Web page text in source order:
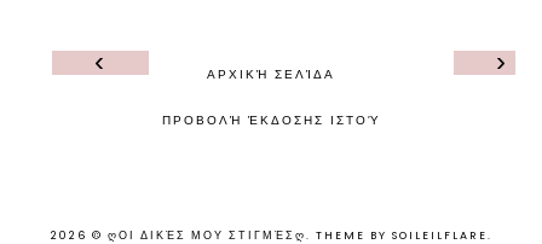
‹ ›
ΑΡΧΙΚΉ ΣΕΛΊΔΑ
ΠΡΟΒΟΛΉ ΈΚΔΟΣΗΣ ΙΣΤΟΎ
2026 © ᲦΟΙ ΔΙΚΈΣ ΜΟΥ ΣΤΙΓΜΈΣᲦ. THEME BY SOILEILFLARE.